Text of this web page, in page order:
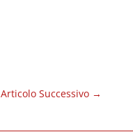
Articolo Successivo →